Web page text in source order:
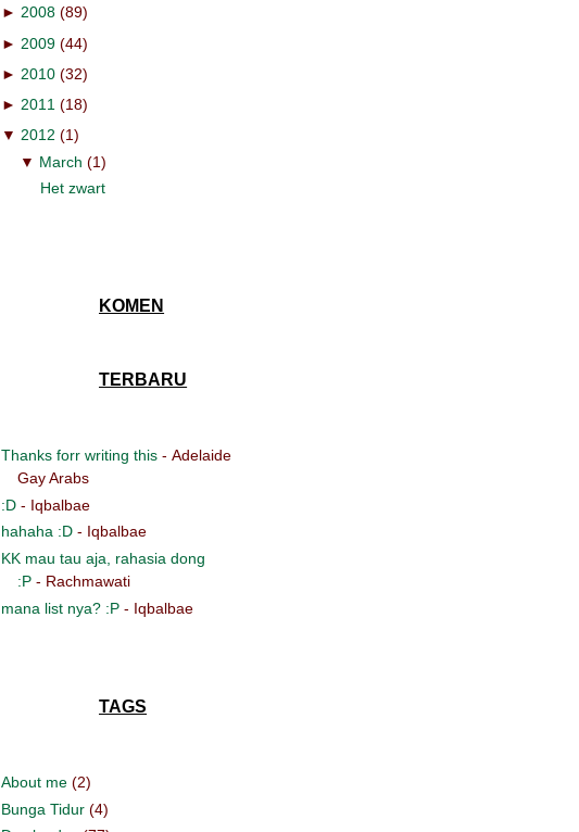
► 2008 (89)
► 2009 (44)
► 2010 (32)
► 2011 (18)
▼ 2012 (1)
▼ March (1)
Het zwart
KOMEN
TERBARU
Thanks forr writing this - Adelaide
Gay Arabs
:D - Iqbalbae
hahaha :D - Iqbalbae
KK mau tau aja, rahasia dong
:P - Rachmawati
mana list nya? :P - Iqbalbae
TAGS
About me (2)
Bunga Tidur (4)